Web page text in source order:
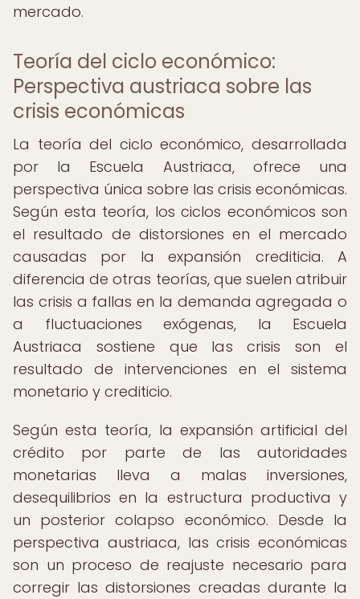
mercado.
Teoría del ciclo económico:
Perspectiva austriaca sobre las
crisis económicas
La teoría del ciclo económico, desarrollada
por la Escuela Austriaca, ofrece una
perspectiva única sobre las crisis económicas.
Según esta teoría, los ciclos económicos son
el resultado de distorsiones en el mercado
causadas por la expansión crediticia. A
diferencia de otras teorías, que suelen atribuir
las crisis a fallas en la demanda agregada o
a fluctuaciones exógenas, la Escuela
Austriaca sostiene que las crisis son el
resultado de intervenciones en el sistema
monetario y crediticio.
Según esta teoría, la expansión artificial del
crédito por parte de las autoridades
monetarias lleva a malas inversiones,
desequilibrios en la estructura productiva y
un posterior colapso económico. Desde la
perspectiva austriaca, las crisis económicas
son un proceso de reajuste necesario para
corregir las distorsiones creadas durante la